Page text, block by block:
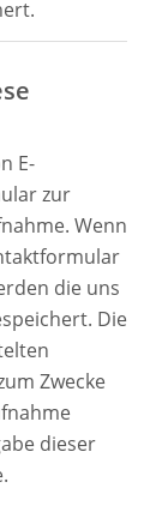
E-
zur
Wenn
die uns
Die
Zwecke
dieser